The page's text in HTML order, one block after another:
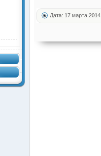
Дата: 17 марта 2014